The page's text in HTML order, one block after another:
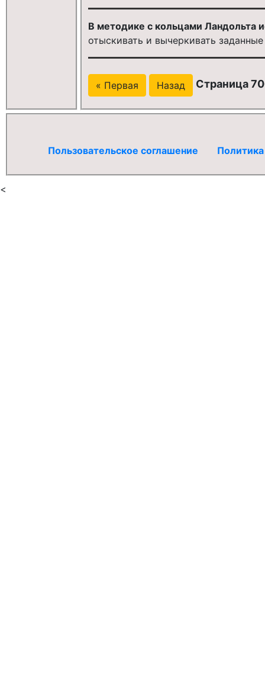
В методике с кольцами Ландольта
отыскивать и вычеркивать
« Первая Назад Страница
Пользовательское соглашение
<